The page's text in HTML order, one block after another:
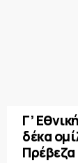
Γ’
δέκα
Πρέβεζα